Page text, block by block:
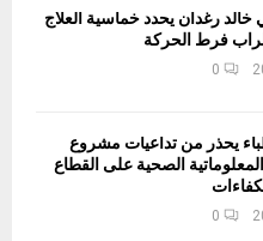
رغدان يحدد خماسية العلاج
فرط الحركة
0
يحذر من تداعيات مشروع
الصحية على القطاع
0